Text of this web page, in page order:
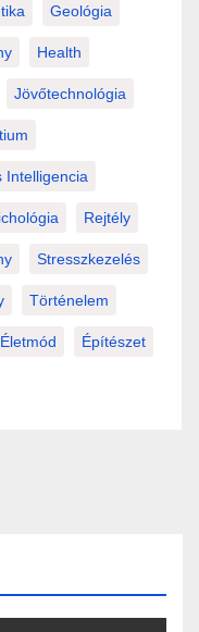
Geológia
Health
Jövőtechnológia
Intelligencia
Rejtély
Stresszkezelés
Történelem
Életmód Építészet